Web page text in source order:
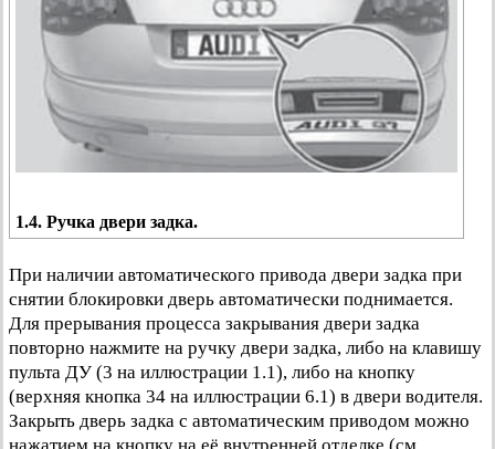
1.4. Ручка двери задка.
При наличии автоматического привода двери задка при
снятии блокировки дверь автоматически поднимается.
Для прерывания процесса закрывания двери задка
повторно нажмите на ручку двери задка, либо на клавишу
пульта ДУ (3 на иллюстрации 1.1), либо на кнопку
(верхняя кнопка 34 на иллюстрации 6.1) в двери водителя.
Закрыть дверь задка с автоматическим приводом можно